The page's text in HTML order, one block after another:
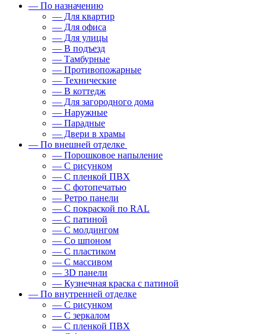
— По назначению
— Для квартир
— Для офиса
— Для улицы
— В подъезд
— Тамбурные
— Противопожарные
— Технические
— В коттедж
— Для загородного дома
— Наружные
— Парадные
— Двери в храмы
— По внешней отделке
— Порошковое напыление
— С рисунком
— С пленкой ПВХ
— С фотопечатью
— Ретро панели
— С покраской по RAL
— С патиной
— С молдингом
— Со шпоном
— С пластиком
— С массивом
— 3D панели
— Кузнечная краска с патиной
— По внутренней отделке
— С рисунком
— С зеркалом
— С пленкой ПВХ